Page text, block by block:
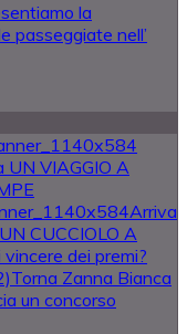
la
passeggiate nell’
UN VIAGGIO A
Arriva
CUCCIOLO A
dei premi?
Torna Zanna Bianca
un concorso